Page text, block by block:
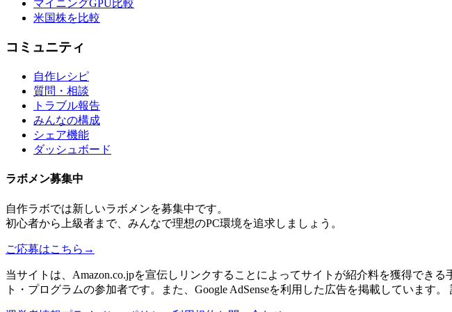
マイニングGPU比較
米国株を比較
コミュニティ
自作レシピ
質問・相談
トラブル報告
みんなの構成
シェア機能
ダッシュボード
ラボメン募集中
自作ラボでは新しいラボメンを募集中です。
初心者から上級者まで、みんなで理想のPC環境を追求しましょう。
ご応募はこちら →
当サイトは、Amazon.co.jpを宣伝しリンクすることによってサイトが紹介料を獲得でき
ト・プログラムの参加者です。また、Google AdSenseを利用した広告を掲載しています。